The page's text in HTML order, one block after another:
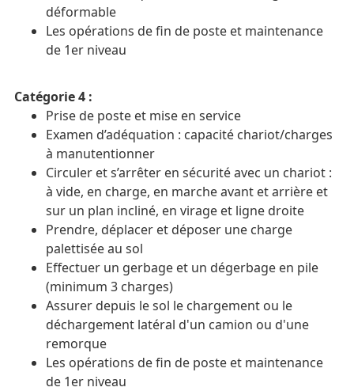
déformable
Les opérations de fin de poste et maintenance
de 1er niveau
Catégorie 4 :
Prise de poste et mise en service
Examen d’adéquation : capacité chariot/charges
à manutentionner
Circuler et s’arrêter en sécurité avec un chariot :
à vide, en charge, en marche avant et arrière et
sur un plan incliné, en virage et ligne droite
Prendre, déplacer et déposer une charge
palettisée au sol
Effectuer un gerbage et un dégerbage en pile
(minimum 3 charges)
Assurer depuis le sol le chargement ou le
déchargement latéral d'un camion ou d'une
remorque
Les opérations de fin de poste et maintenance
de 1er niveau